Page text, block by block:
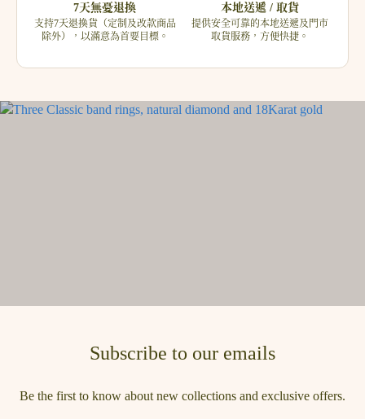
7天無憂退換
支持7天退換貨（定制及改款商品
除外），以滿意為首要目標。
本地送遞 / 取貨
提供安全可靠的本地送遞及門市
取貨服務，方便快捷。
Subscribe to our emails
Be the first to know about new collections and exclusive offers.